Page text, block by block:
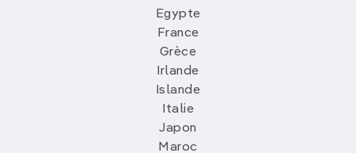
Egypte
France
Grèce
Irlande
Islande
Italie
Japon
Maroc